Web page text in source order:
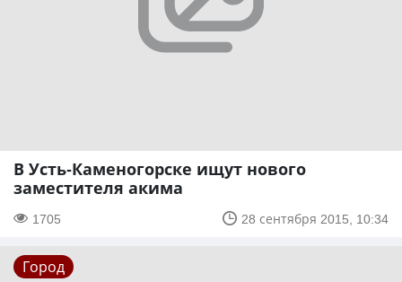
В Усть-Каменогорске ищут нового
заместителя акима
1705 28 сентября 2015, 10:34
Город